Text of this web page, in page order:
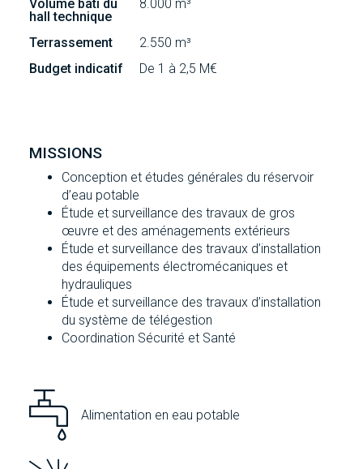
Volume bâti du
hall technique
8.000 m³
Terrassement
2.550 m³
Budget indicatif
De 1 à 2,5 M€
MISSIONS
Conception et études générales du réservoir
d’eau potable
Étude et surveillance des travaux de gros
œuvre et des aménagements extérieurs
Étude et surveillance des travaux d’installation
des équipements électromécaniques et
hydrauliques
Étude et surveillance des travaux d’installation
du système de télégestion
Coordination Sécurité et Santé
Alimentation en eau potable